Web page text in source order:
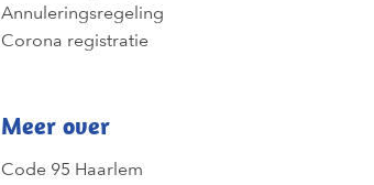
Annuleringsregeling
Corona registratie
Meer over
Code 95 Haarlem